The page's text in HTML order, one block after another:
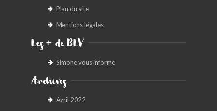
Plan du site
Mentions légales
Les + de BLV
Simone vous informe
Archives
Avril 2022